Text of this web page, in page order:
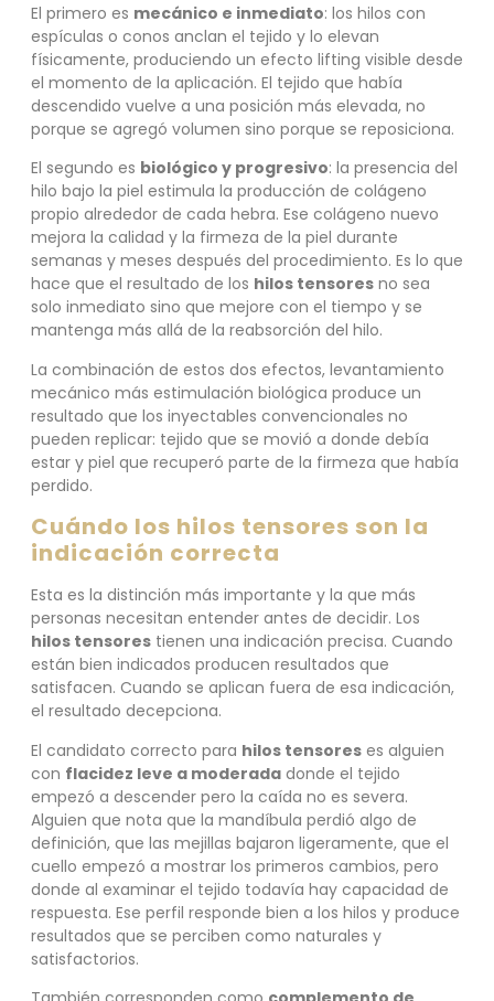
El primero es mecánico e inmediato: los hilos con
espículas o conos anclan el tejido y lo elevan
físicamente, produciendo un efecto lifting visible desde
el momento de la aplicación. El tejido que había
descendido vuelve a una posición más elevada, no
porque se agregó volumen sino porque se reposiciona.
El segundo es biológico y progresivo: la presencia del
hilo bajo la piel estimula la producción de colágeno
propio alrededor de cada hebra. Ese colágeno nuevo
mejora la calidad y la firmeza de la piel durante
semanas y meses después del procedimiento. Es lo que
hace que el resultado de los hilos tensores no sea
solo inmediato sino que mejore con el tiempo y se
mantenga más allá de la reabsorción del hilo.
La combinación de estos dos efectos, levantamiento
mecánico más estimulación biológica produce un
resultado que los inyectables convencionales no
pueden replicar: tejido que se movió a donde debía
estar y piel que recuperó parte de la firmeza que había
perdido.
Cuándo los hilos tensores son la
indicación correcta
Esta es la distinción más importante y la que más
personas necesitan entender antes de decidir. Los
hilos tensores tienen una indicación precisa. Cuando
están bien indicados producen resultados que
satisfacen. Cuando se aplican fuera de esa indicación,
el resultado decepciona.
El candidato correcto para hilos tensores es alguien
con flacidez leve a moderada donde el tejido
empezó a descender pero la caída no es severa.
Alguien que nota que la mandíbula perdió algo de
definición, que las mejillas bajaron ligeramente, que el
cuello empezó a mostrar los primeros cambios, pero
donde al examinar el tejido todavía hay capacidad de
respuesta. Ese perfil responde bien a los hilos y produce
resultados que se perciben como naturales y
satisfactorios.